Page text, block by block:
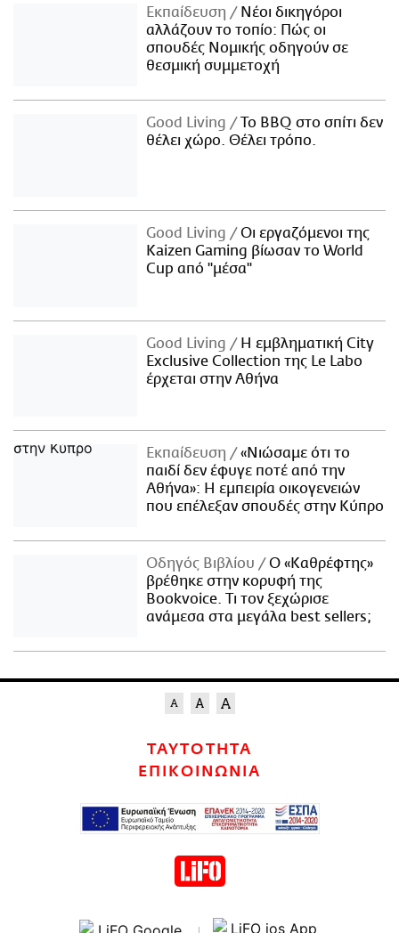
Εκπαίδευση
Νέοι δικηγόροι
αλλάζουν το τοπίο: Πώς οι
σπουδές Νομικής οδηγούν σε
θεσμική συμμετοχή
Good Living
Το BBQ στο σπίτι δεν
θέλει χώρο. Θέλει τρόπο.
Good Living
Οι εργαζόμενοι της
Kaizen Gaming βίωσαν το World
Cup από "μέσα"
Good Living
Η εμβληματική City
Exclusive Collection της Le Labo
έρχεται στην Αθήνα
Εκπαίδευση
«Νιώσαμε ότι το
παιδί δεν έφυγε ποτέ από την
Αθήνα»: Η εμπειρία οικογενειών
που επέλεξαν σπουδές στην Κύπρο
Οδηγός Βιβλίου
Ο «Καθρέφτης»
βρέθηκε στην κορυφή της
Bookvoice. Τι τον ξεχώρισε
ανάμεσα στα μεγάλα best sellers;
ΤΑΥΤΟΤΗΤΑ
ΕΠΙΚΟΙΝΩΝΙΑ